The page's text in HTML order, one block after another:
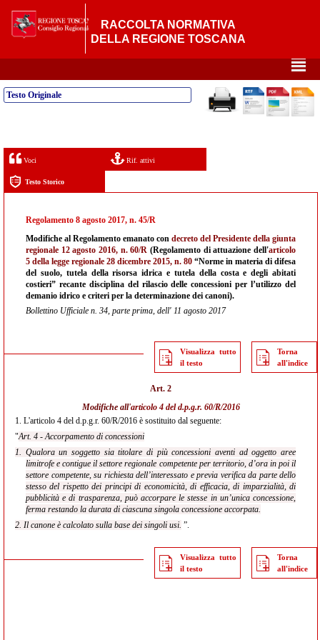
RACCOLTA NORMATIVA
DELLA REGIONE TOSCANA
²
Testo Originale
Voci Rif. attivi
Testo Storico
Regolamento 8 agosto 2017, n. 45/R
Modifiche al Regolamento emanato con decreto del Presidente della giunta
regionale 12 agosto 2016, n. 60/R (Regolamento di attuazione dell'articolo
5 della legge regionale 28 dicembre 2015, n. 80 “Norme in materia di difesa
del suolo, tutela della risorsa idrica e tutela della costa e degli abitati
costieri” recante disciplina del rilascio delle concessioni per l’utilizzo del
demanio idrico e criteri per la determinazione dei canoni).
Bollettino Ufficiale n. 34, parte prima, dell' 11 agosto 2017
Visualizza tutto
il testo
Torna
all'indice
Art. 2
Modifiche all'articolo 4 del d.p.g.r. 60/R/2016
1. L'articolo 4 del d.p.g.r. 60/R/2016 è sostituito dal seguente:
"Art. 4 - Accorpamento di concessioni
1. Qualora un soggetto sia titolare di più concessioni aventi ad oggetto aree
limitrofe e contigue il settore regionale competente per territorio, d’ora in poi il
settore competente, su richiesta dell’interessato e previa verifica da parte dello
stesso del rispetto dei principi di economicità, di efficacia, di imparzialità, di
pubblicità e di trasparenza, può accorpare le stesse in un’unica concessione,
ferma restando la durata di ciascuna singola concessione accorpata.
2. Il canone è calcolato sulla base dei singoli usi. ”.
Visualizza tutto
il testo
Torna
all'indice